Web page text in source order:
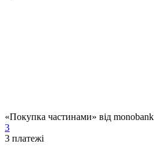
«Покупка частинами» від monobank
3
3 платежі